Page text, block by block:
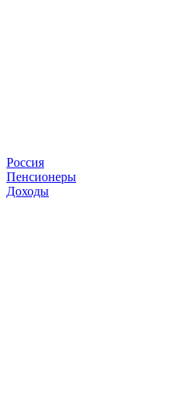
Россия
Пенсионеры
Доходы